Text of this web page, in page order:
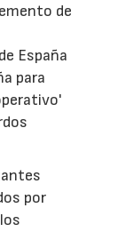
de
España
para
por